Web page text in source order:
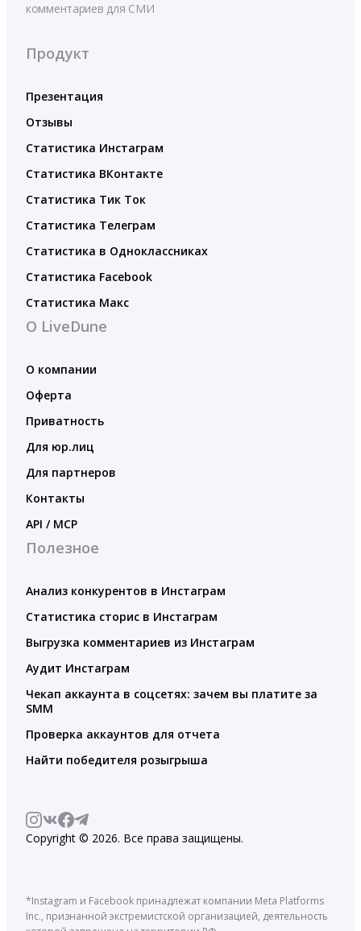
комментариев для СМИ
Продукт
Презентация
Отзывы
Статистика Инстаграм
Статистика ВКонтакте
Статистика Тик Ток
Статистика Телеграм
Статистика в Одноклассниках
Статистика Facebook
Статистика Макс
О LiveDune
О компании
Оферта
Приватность
Для юр.лиц
Для партнеров
Контакты
API / MCP
Полезное
Анализ конкурентов в Инстаграм
Статистика сторис в Инстаграм
Выгрузка комментариев из Инстаграм
Аудит Инстаграм
Чекап аккаунта в соцсетях: зачем вы платите за
SMM
Проверка аккаунтов для отчета
Найти победителя розыгрыша
Copyright © 2026. Все права защищены.
*Instagram и Facebook принадлежат компании Meta Platforms
Inc., признанной экстремистской организацией, деятельность